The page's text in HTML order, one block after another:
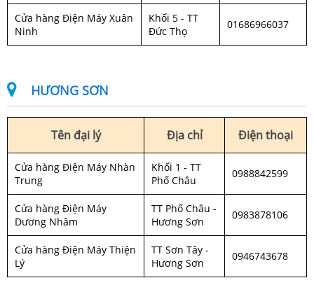
Cửa hàng Điện Máy Xuân
Ninh
Khối 5 - TT
Đức Thọ
01686966037
HƯƠNG SƠN
Tên đại lý Địa chỉ Điện thoại
Cửa hàng Điện Máy Nhàn
Trung
Khối 1 - TT
Phố Châu
0988842599
Cửa hàng Điện Máy
Dương Nhâm
TT Phố Châu -
Hương Sơn
0983878106
Cửa hàng Điện Máy Thiện
Lý
TT Sơn Tây -
Hương Sơn
0946743678